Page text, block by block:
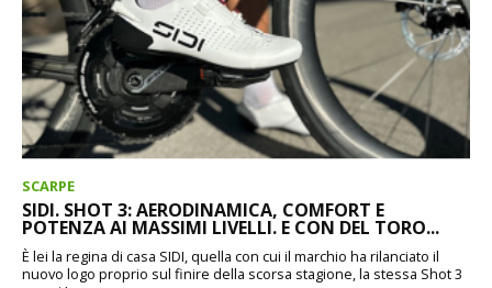
SCARPE
SIDI. SHOT 3: AERODINAMICA, COMFORT E
POTENZA AI MASSIMI LIVELLI. E CON DEL TORO...
È lei la regina di casa SIDI, quella con cui il marchio ha rilanciato il
nuovo logo proprio sul finire della scorsa stagione, la stessa Shot 3